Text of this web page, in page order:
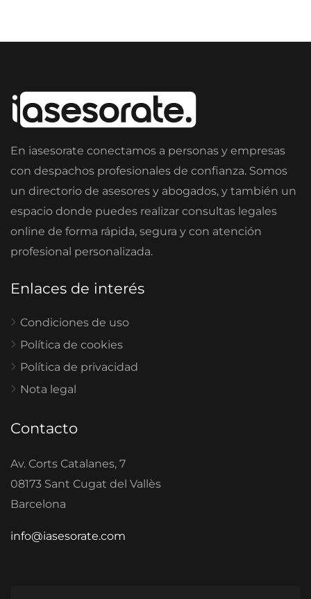
En iasesorate conectamos a personas y empresas
con despachos profesionales de confianza. Somos
un directorio de asesores y abogados, y también un
espacio donde puedes realizar consultas legales
online de forma rápida, segura y con atención
profesional personalizada.
Enlaces de interés
Condiciones de uso
Política de cookies
Política de privacidad
Nota legal
Contacto
Av. Corts Catalanes, 7
08173 Sant Cugat del Vallès
Barcelona
info@iasesorate.com